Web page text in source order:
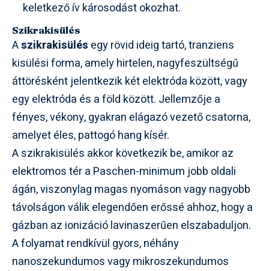
keletkező ív károsodást okozhat.
Szikrakisülés
Aszikrakisülés egy rövid ideig tartó, tranziens
kisülési forma, amely hirtelen, nagyfeszültségű
áttörésként jelentkezik két elektróda között, vagy
egy elektróda és a föld között. Jellemzője a
fényes, vékony, gyakran elágazó vezető csatorna,
amelyet éles, pattogó hang kísér.
A szikrakisülés akkor következik be, amikor az
elektromos tér a Paschen-minimum jobb oldali
ágán, viszonylag magas nyomáson vagy nagyobb
távolságon válik elegendően erőssé ahhoz, hogy a
gázban az ionizáció lavinaszerűen elszabaduljon.
A folyamat rendkívül gyors, néhány
nanoszekundumos vagy mikroszekundumos